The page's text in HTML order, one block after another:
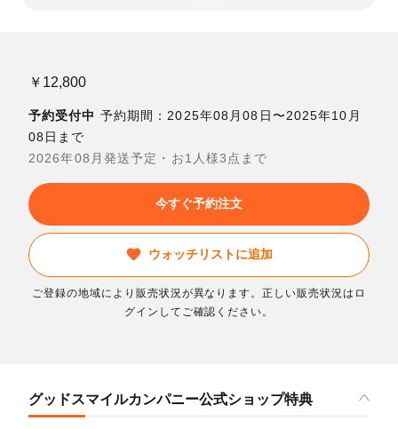
￥12,800
予約受付中 予約期間：2025年08月08日〜2025年10月
08日まで
2026年08月発送予定・お1人様3点まで
今すぐ予約注文
ウォッチリストに追加
ご登録の地域により販売状況が異なります。正しい販売状況はロ
グインしてご確認ください。
グッドスマイルカンパニー公式ショップ特典